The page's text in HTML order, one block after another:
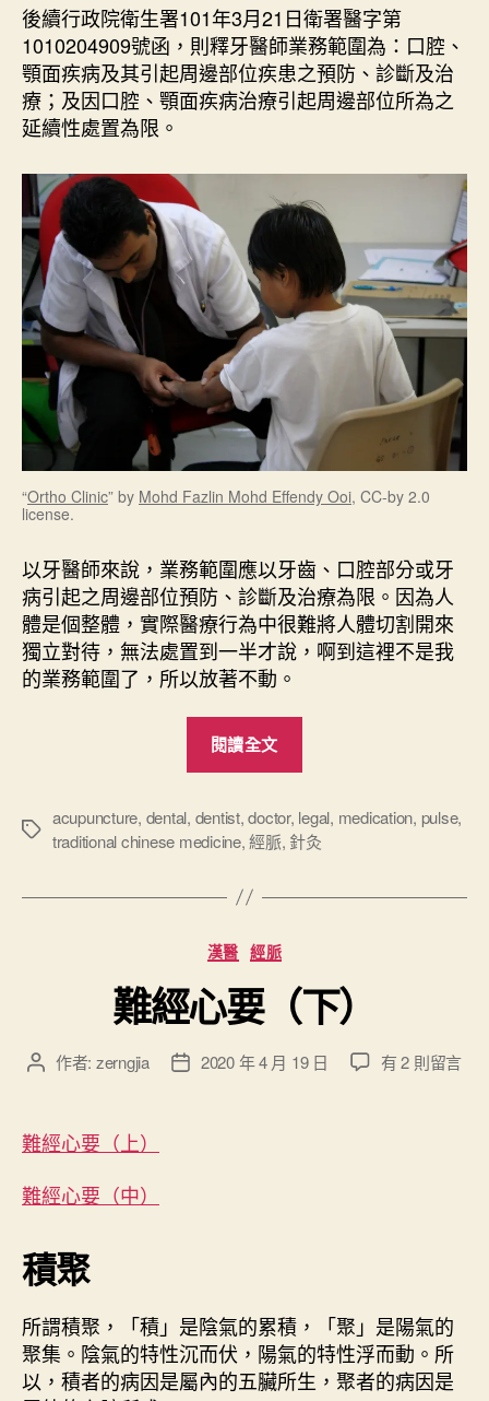
？
〉
中
後續行政院衛生署101年3月21日衛署醫字第
1010204909號函，則釋牙醫師業務範圍為：口腔、
顎面疾病及其引起周邊部位疾患之預防、診斷及治
療；及因口腔、顎面疾病治療引起周邊部位所為之
延續性處置為限。
“Ortho Clinic” by Mohd Fazlin Mohd Effendy Ooi, CC-by 2.0
license.
以牙醫師來說，業務範圍應以牙齒、口腔部分或牙
病引起之周邊部位預防、診斷及治療為限。因為人
體是個整體，實際醫療行為中很難將人體切割開來
獨立對待，無法處置到一半才說，啊到這裡不是我
的業務範圍了，所以放著不動。
閱讀全文
技
術
分
”
標
acupuncture, dental, dentist,doctor, legal, medication, pulse,
traditional chinese medicine,經脈, 針灸
分
類
漢醫 經脈
難經心要（下）
文
者
作者: zerngjia
文 2020 年 4 月 19 日
在
有 2 則留言
難經心要（上）
難經心要（中）
積聚
所謂積聚，「積」是陰氣的累積，「聚」是陽氣的
聚集。陰氣的特性沉而伏，陽氣的特性浮而動。所
以，積者的病因是屬內的五臟所生，聚者的病因是